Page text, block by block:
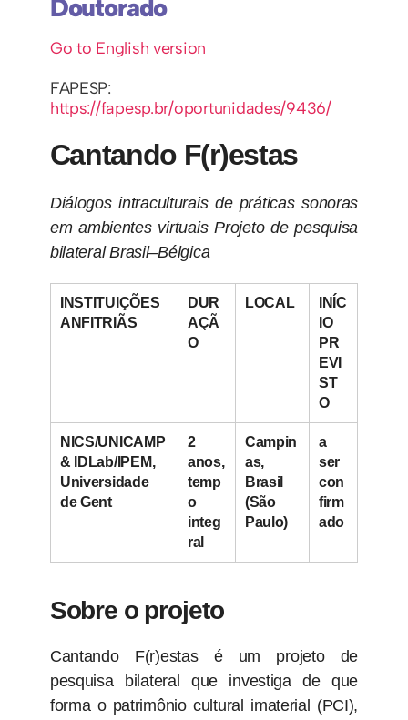
Doutorado
Go to English version
FAPESP:
https://fapesp.br/oportunidades/9436/
Cantando F(r)estas
Diálogos intraculturais de práticas sonoras
em ambientes virtuais Projeto de pesquisa
bilateral Brasil–Bélgica
INSTITUIÇÕES
ANFITRIÃS
DUR
AÇÃ
O
LOCAL
INÍC
IO
PR
EVI
ST
O
NICS/UNICAMP
& IDLab/IPEM,
Universidade
de Gent
2
anos,
temp
o
integ
ral
Campin
as,
Brasil
(São
Paulo)
a
ser
con
firm
ado
Sobre o projeto
Cantando F(r)estas é um projeto de
pesquisa bilateral que investiga de que
forma o patrimônio cultural imaterial (PCI),